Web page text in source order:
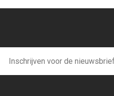
mailadres